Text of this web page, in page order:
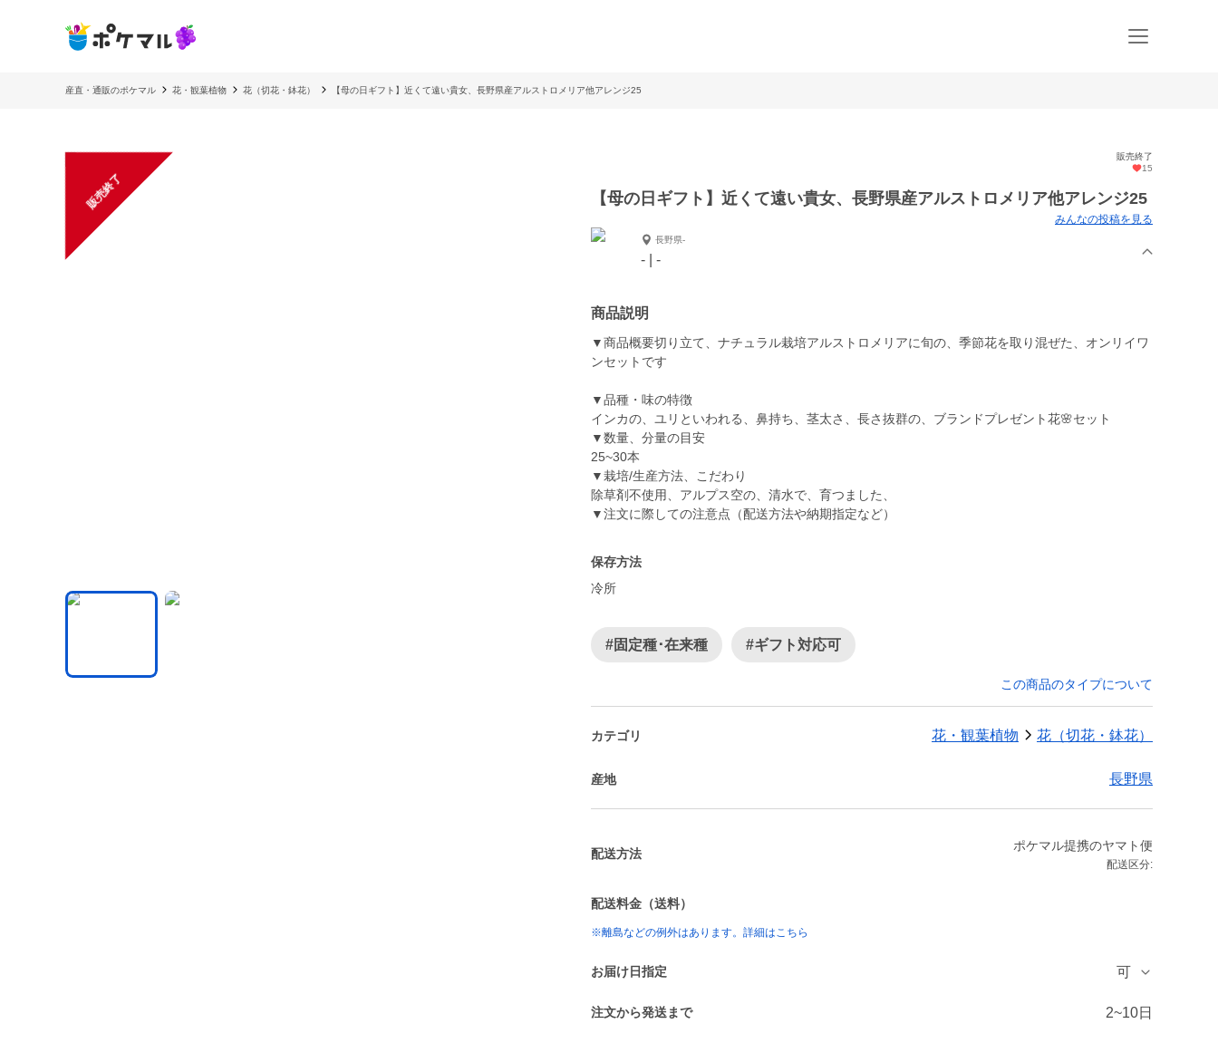
産直・通販のポケマル 花・観葉植物 花（切花・鉢花） 【母の日ギフト】近くて遠い貴女、長野県産アルストロメリア他アレンジ25
販売終了
販売終了
15
【母の日ギフト】近くて遠い貴女、長野県産アルストロメリア他アレンジ25
みんなの投稿を見る
長野県-
- | -
商品説明
▼商品概要切り立て、ナチュラル栽培アルストロメリアに旬の、季節花を取り混ぜた、オンリイワ
ンセットです
▼品種・味の特徴
インカの、ユリといわれる、鼻持ち、茎太さ、長さ抜群の、ブランドプレゼント花🌸セット
▼数量、分量の目安
25~30本
▼栽培/生産方法、こだわり
除草剤不使用、アルプス空の、清水で、育つました、
▼注文に際しての注意点（配送方法や納期指定など）
保存方法
冷所
#固定種･在来種 #ギフト対応可
この商品のタイプについて
カテゴリ 花・観葉植物 花（切花・鉢花）
産地 長野県
配送方法
ポケマル提携のヤマト便
配送区分:
配送料金（送料）
※離島などの例外はあります。詳細はこちら
お届け日指定 可
注文から発送まで 2~10日